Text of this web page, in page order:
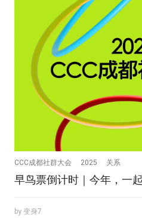
CCC成都社群大会 2025 关系
早鸟票倒计时｜今年，一
by 变身7